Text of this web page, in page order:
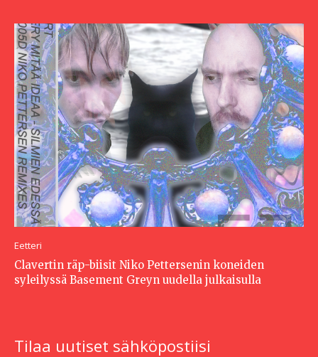
Eetteri
Clavertin räp-biisit Niko Pettersenin koneiden
syleilyssä Basement Greyn uudella julkaisulla
Tilaa uutiset sähköpostiisi